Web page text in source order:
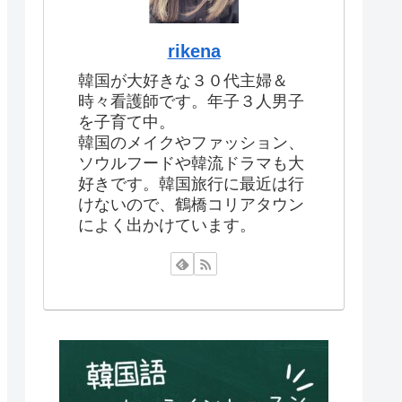
rikena
韓国が大好きな３０代主婦＆
時々看護師です。年子３人男子
を子育て中。
韓国のメイクやファッション、
ソウルフードや韓流ドラマも大
好きです。韓国旅行に最近は行
けないので、鶴橋コリアタウン
によく出かけています。